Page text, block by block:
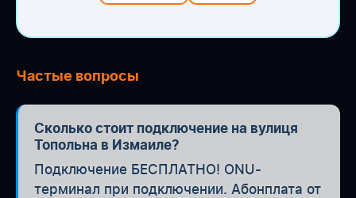
Частые вопросы
Сколько стоит подключение на вулиця
Топольна в Измаиле?
Подключение БЕСПЛАТНО! ONU-
терминал при подключении. Абонплата от